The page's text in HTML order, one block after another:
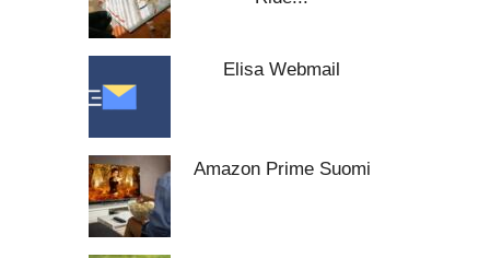
Elisa Webmail
Amazon Prime Suomi